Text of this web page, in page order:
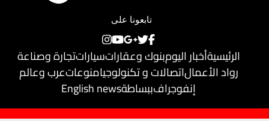
تابعونا على
الرئيسيةأخبار اليومبنوك وعقاراتسياراتتجارة وصناعة
رواد الأعمالاتصالات و تكنولوجيامنوعاتعرب وعالم
إنفوجرافببساطةEnglish news